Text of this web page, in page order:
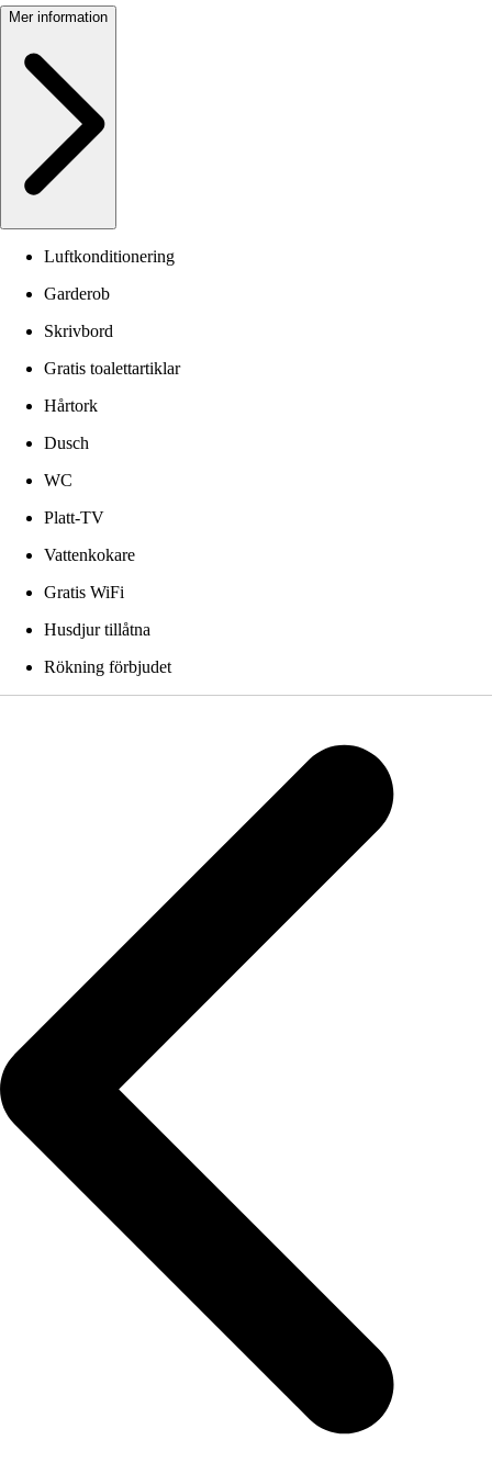
Mer information
Luftkonditionering
Garderob
Skrivbord
Gratis toalettartiklar
Hårtork
Dusch
WC
Platt-TV
Vattenkokare
Gratis WiFi
Husdjur tillåtna
Rökning förbjudet